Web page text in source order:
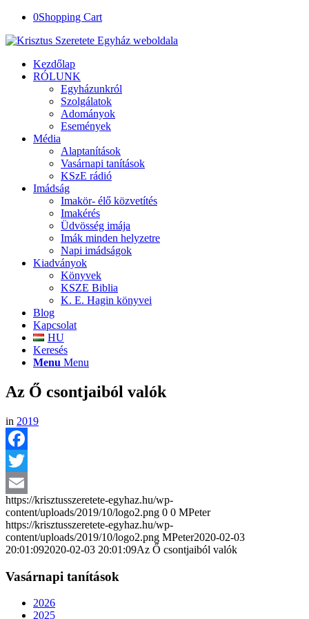
0Shopping Cart
Kezdőlap
RÓLUNK
Egyházunkról
Szolgálatok
Adományok
Események
Média
Alaptanítások
Vasárnapi tanítások
KSzE rádió
Imádság
Imakör- élő közvetítés
Imakérés
Üdvösség imája
Imák minden helyzetre
Napi imádságok
Kiadványok
Könyvek
KSZE Biblia
K. E. Hagin könyvei
Blog
Kapcsolat
HU
Keresés
Menu Menu
Az Ő csontjaiból valók
in 2019
Facebook
Twitter
Email
https://krisztusszeretete-egyhaz.hu/wp-
content/uploads/2019/10/logo2.png 0 0 MPeter
https://krisztusszeretete-egyhaz.hu/wp-
content/uploads/2019/10/logo2.png MPeter2020-02-03
20:01:092020-02-03 20:01:09Az Ő csontjaiból valók
Vasárnapi tanítások
2026
2025